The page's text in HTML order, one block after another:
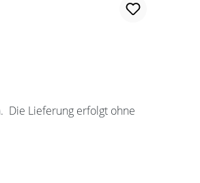
Die Lieferung erfolgt ohne